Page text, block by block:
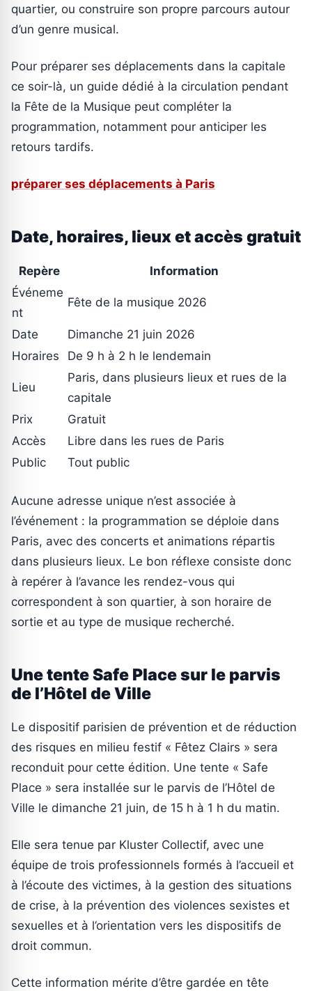
quartier, ou construire son propre parcours autour
d’un genre musical.
Pour préparer ses déplacements dans la capitale
ce soir-là, un guide dédié à la circulation pendant
la Fête de la Musique peut compléter la
programmation, notamment pour anticiper les
retours tardifs.
préparer ses déplacements à Paris
Date, horaires, lieux et accès gratuit
Repère
Information
Événeme
nt
Fête de la musique 2026
Date
Dimanche 21 juin 2026
Horaires
De 9 h à 2 h le lendemain
Lieu
Paris, dans plusieurs lieux et rues de la
capitale
Prix
Gratuit
Accès
Libre dans les rues de Paris
Public
Tout public
Aucune adresse unique n’est associée à
l’événement : la programmation se déploie dans
Paris, avec des concerts et animations répartis
dans plusieurs lieux. Le bon réflexe consiste donc
à repérer à l’avance les rendez-vous qui
correspondent à son quartier, à son horaire de
sortie et au type de musique recherché.
Une tente Safe Place sur le parvis
de l’Hôtel de Ville
Le dispositif parisien de prévention et de réduction
des risques en milieu festif « Fêtez Clairs » sera
reconduit pour cette édition. Une tente « Safe
Place » sera installée sur le parvis de l’Hôtel de
Ville le dimanche 21 juin, de 15 h à 1 h du matin.
Elle sera tenue par Kluster Collectif, avec une
équipe de trois professionnels formés à l’accueil et
à l’écoute des victimes, à la gestion des situations
de crise, à la prévention des violences sexistes et
sexuelles et à l’orientation vers les dispositifs de
droit commun.
Cette information mérite d’être gardée en tête